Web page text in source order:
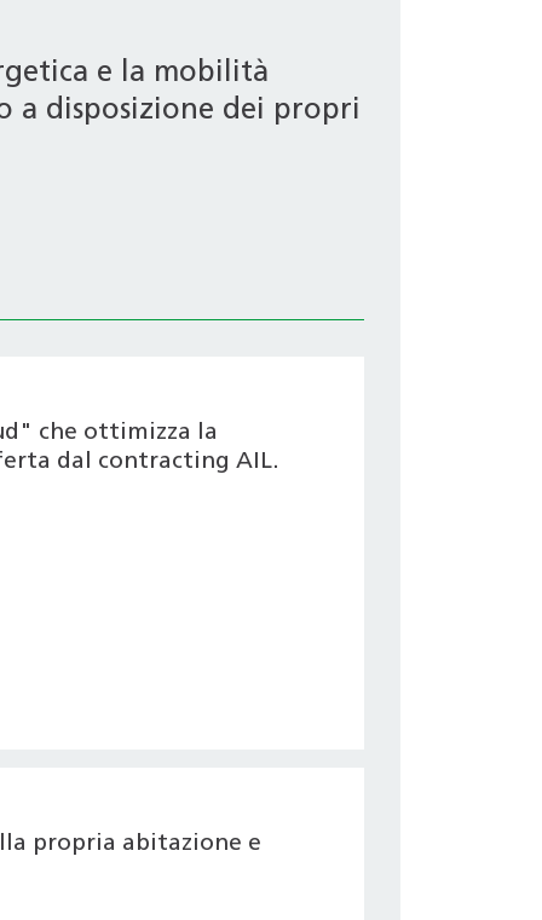
e la mobilità
a disposizione dei propri
che ottimizza la
dal contracting AIL.
propria abitazione e